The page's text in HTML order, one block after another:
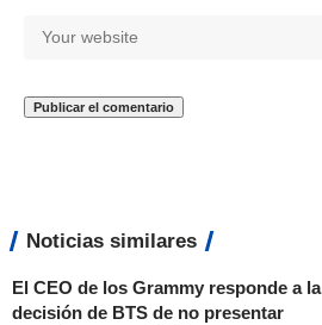
Noticias similares
El CEO de los Grammy responde a la
decisión de BTS de no presentar